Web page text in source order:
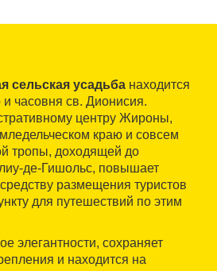
сельская усадьба находится
часовня св. Дионисия.
центру Жироны,
краю и совсем
тропы, доходящей до
де-Гишольс, повышает
размещения туристов
для путешествий по этим
элегантности, сохраняет
и находится на